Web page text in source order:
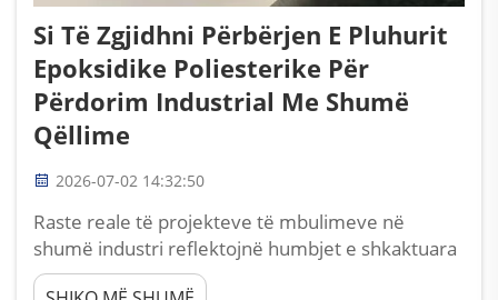
Si Të Zgjidhni Përbërjen E Pluhurit
Epoksidike Poliesterike Për
Përdorim Industrial Me Shumë
Qëllime
2026-07-02 14:32:50
Raste reale të projekteve të mbulimeve në
shumë industri reflektojnë humbjet e shkaktuara
nga zgjedhja e gabuar e pluhurit. Shumë